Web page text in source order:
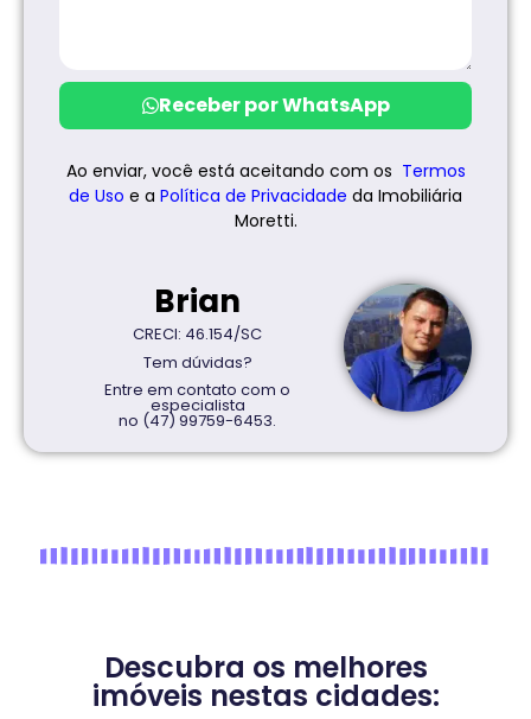
Receber por WhatsApp
Ao enviar, você está aceitando com os Termos
de Uso e a Política de Privacidade da Imobiliária
Moretti.
Brian
CRECI: 46.154/SC
Tem dúvidas?
Entre em contato com o
especialista
no (47) 99759-6453.
Descubra os melhores
imóveis nestas cidades: